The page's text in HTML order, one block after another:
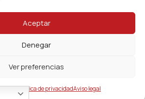
Aceptar
Denegar
Ver preferencias
Politica de privacidadAviso legal
Fernandez. Todos los derechos